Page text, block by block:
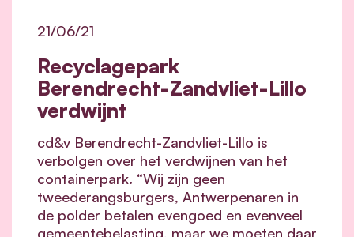
Recyclagepark
Berendrecht-Zandvliet-Lillo
verdwijnt
21/06/21
cd&v Berendrecht-Zandvliet-Lillo is
verbolgen over het verdwijnen van het
containerpark. “Wij zijn geen
tweederangsburgers, Antwerpenaren in
de polder betalen evengoed en evenveel
gemeentebelasting, maar we moeten daar